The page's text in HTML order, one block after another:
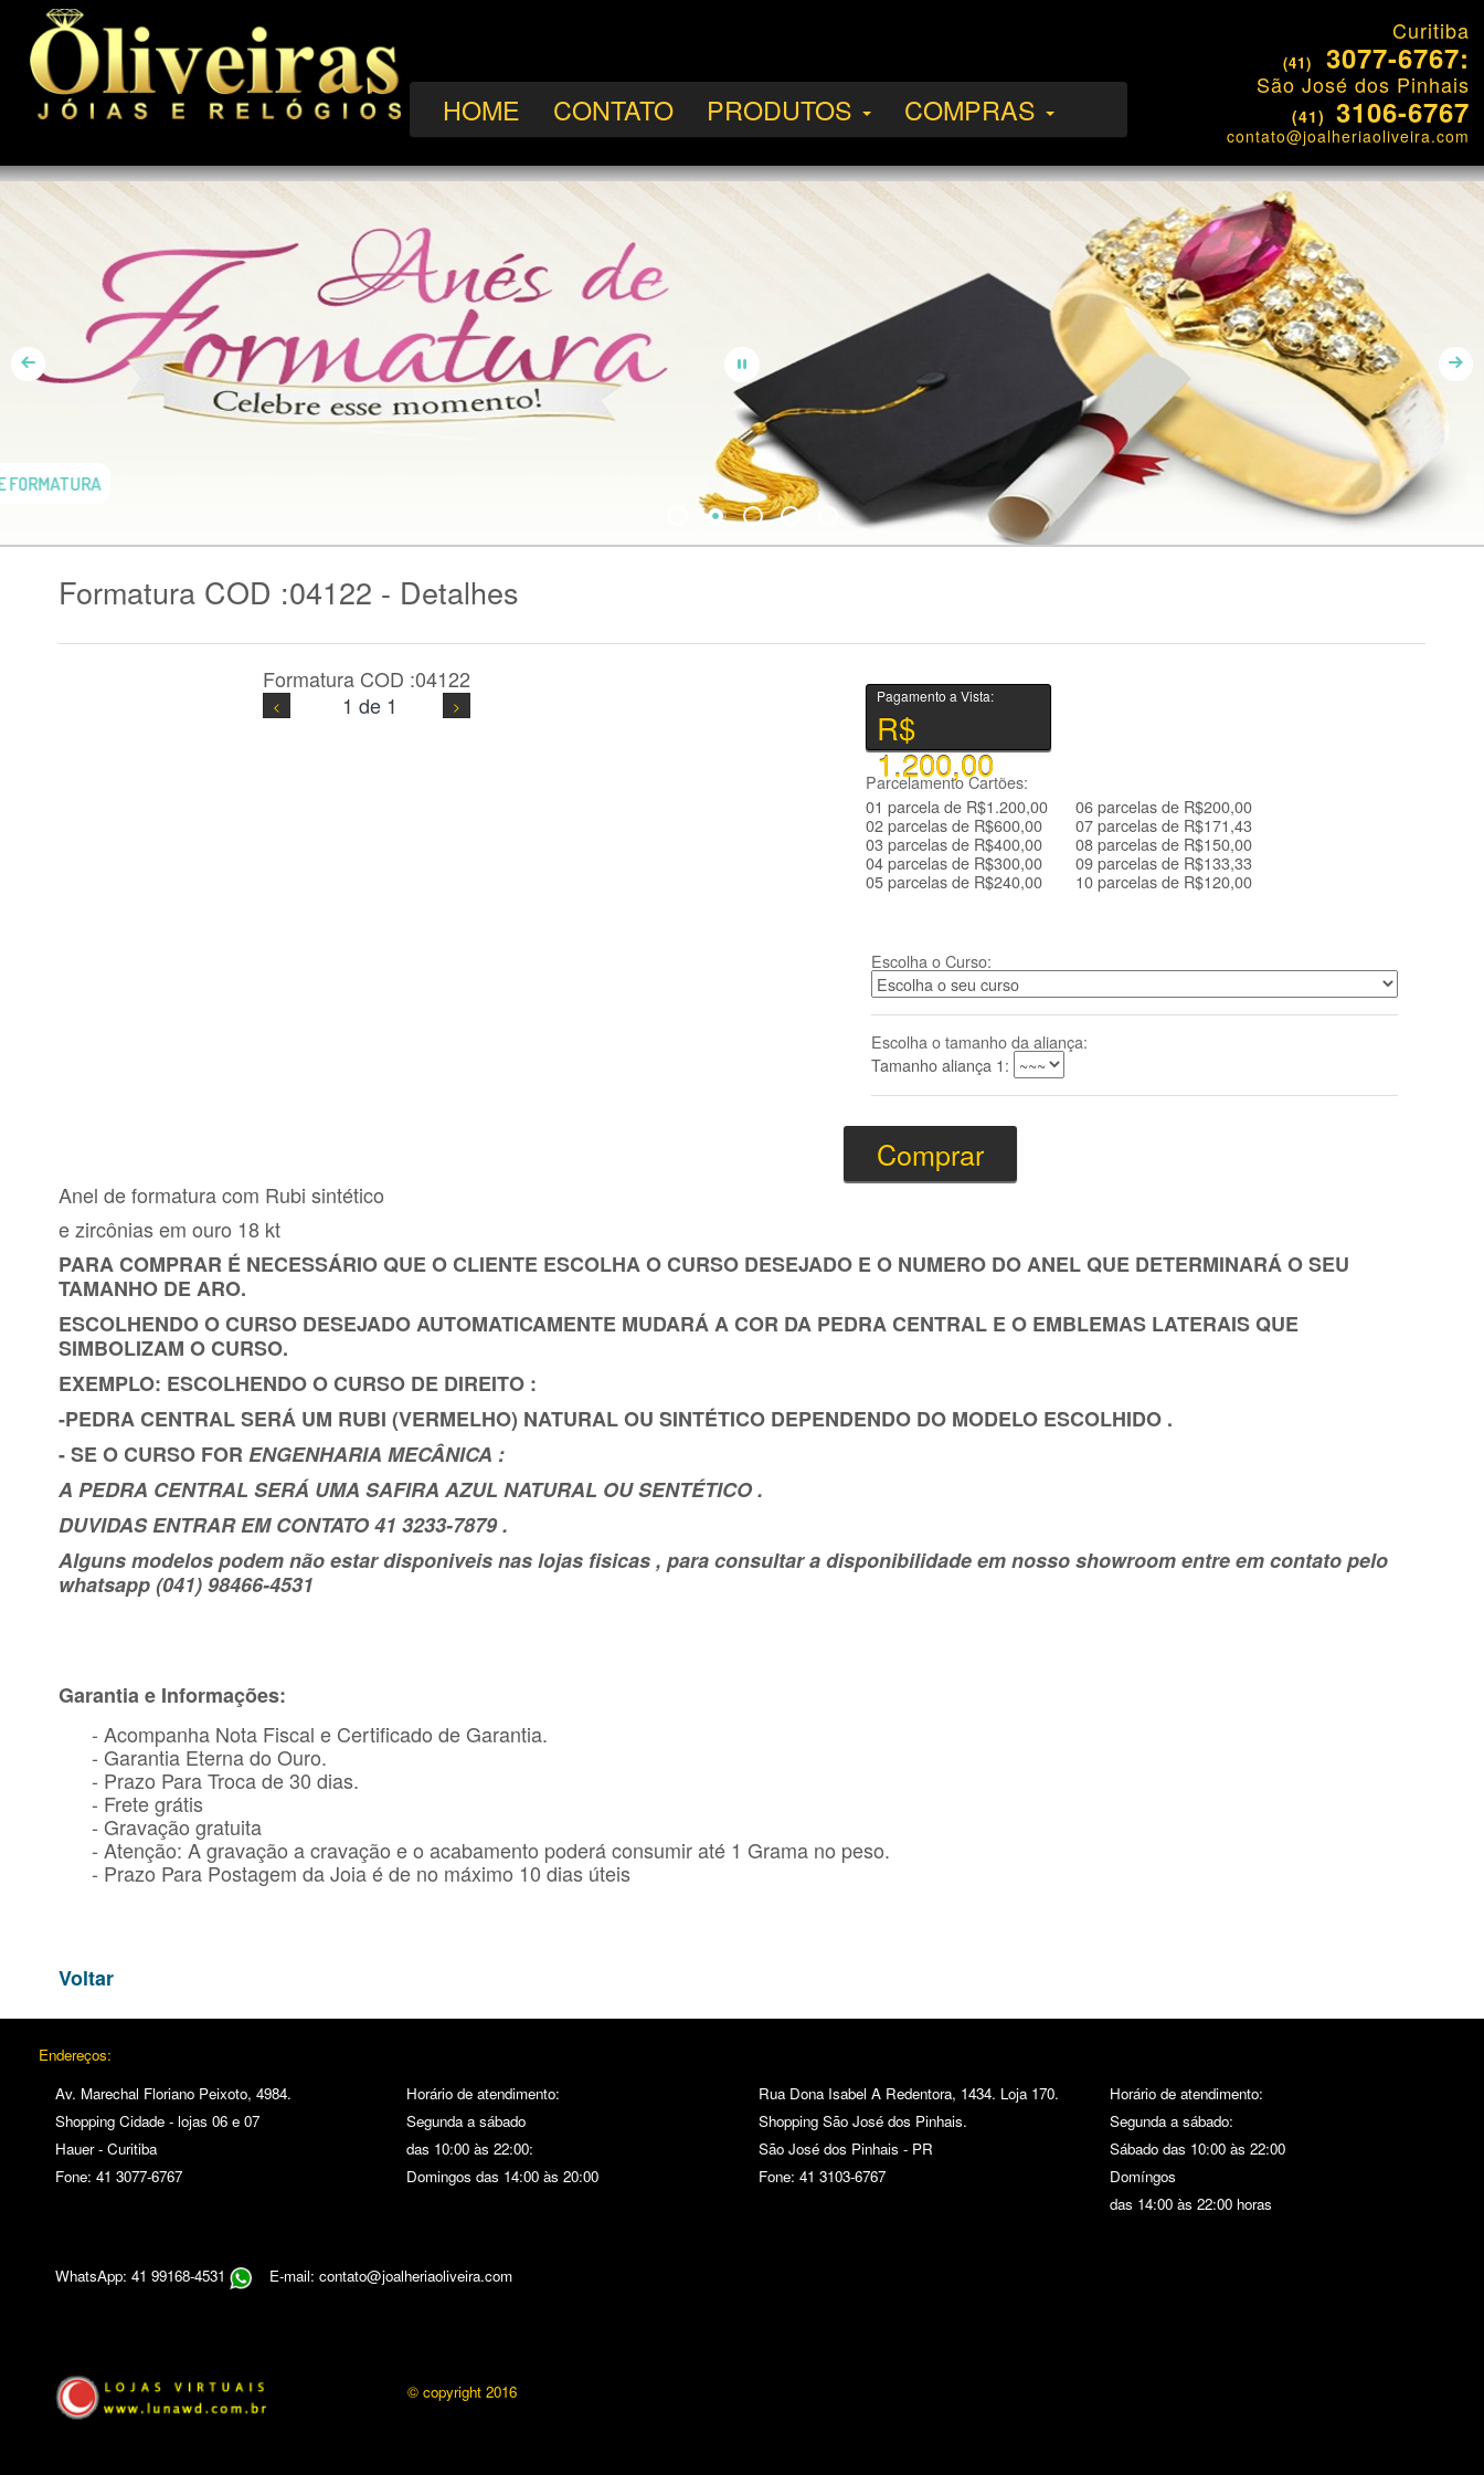
HOME CONTATO PRODUTOS COMPRAS
Curitiba
(41) 3077-6767:
São José dos Pinhais
(41) 3106-6767
contato@joalheriaoliveira.com
FORMATURA
Formatura COD :04122 - Detalhes
Formatura COD :04122
1 de 1
Pagamento a Vista:
R$
1.200,00
Parcelamento Cartões:
01 parcela de R$1.200,00
02 parcelas de R$600,00
03 parcelas de R$400,00
04 parcelas de R$300,00
05 parcelas de R$240,00
06 parcelas de R$200,00
07 parcelas de R$171,43
08 parcelas de R$150,00
09 parcelas de R$133,33
10 parcelas de R$120,00
Escolha o Curso:
Escolha o tamanho da aliança:
Tamanho aliança 1:
Anel de formatura com Rubi sintético
e zircônias em ouro 18 kt
PARA COMPRAR É NECESSÁRIO QUE O CLIENTE ESCOLHA O CURSO DESEJADO E O NUMERO DO ANEL QUE DETERMINARÁ O SEU
TAMANHO DE ARO.
ESCOLHENDO O CURSO DESEJADO AUTOMATICAMENTE MUDARÁ A COR DA PEDRA CENTRAL E O EMBLEMAS LATERAIS QUE
SIMBOLIZAM O CURSO.
EXEMPLO: ESCOLHENDO O CURSO DE DIREITO :
-PEDRA CENTRAL SERÁ UM RUBI (VERMELHO) NATURAL OU SINTÉTICO DEPENDENDO DO MODELO ESCOLHIDO .
- SE O CURSO FOR ENGENHARIA MECÂNICA :
A PEDRA CENTRAL SERÁ UMA SAFIRA AZUL NATURAL OU SENTÉTICO .
DUVIDAS ENTRAR EM CONTATO 41 3233-7879 .
Alguns modelos podem não estar disponiveis nas lojas fisicas , para consultar a disponibilidade em nosso showroom entre em contato pelo
whatsapp (041) 98466-4531
Garantia e Informações:
- Acompanha Nota Fiscal e Certificado de Garantia.
- Garantia Eterna do Ouro.
- Prazo Para Troca de 30 dias.
- Frete grátis
- Gravação gratuita
- Atenção: A gravação a cravação e o acabamento poderá consumir até 1 Grama no peso.
- Prazo Para Postagem da Joia é de no máximo 10 dias úteis
Voltar
Endereços:
Av. Marechal Floriano Peixoto, 4984.
Shopping Cidade - lojas 06 e 07
Hauer - Curitiba
Fone: 41 3077-6767
Horário de atendimento:
Segunda a sábado
das 10:00 às 22:00:
Domingos das 14:00 às 20:00
Rua Dona Isabel A Redentora, 1434. Loja 170.
Shopping São José dos Pinhais.
São José dos Pinhais - PR
Fone: 41 3103-6767
Horário de atendimento:
Segunda a sábado:
Sábado das 10:00 às 22:00
Domíngos
das 14:00 às 22:00 horas
WhatsApp: 41 99168-4531 E-mail: contato@joalheriaoliveira.com
© copyright 2016